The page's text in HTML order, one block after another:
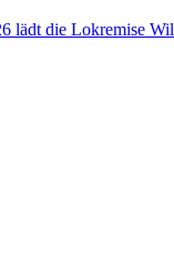
die Lokremise